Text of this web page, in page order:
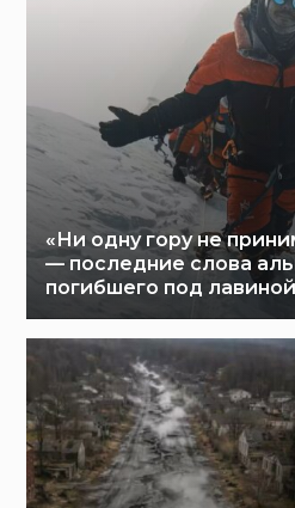
«Ни одну гору не
— последние слова
погибшего под лавиной